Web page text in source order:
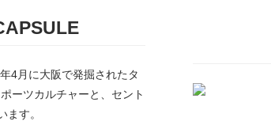
4月に大阪で発掘されたタ
ーツカルチャーと、セント
す。